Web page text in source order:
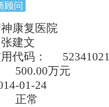
有什么后果：
动响应机制，规定县级以上地方
法予以处罚，并将企业法定代表
违法，处处受限”的机制。
购、工程招投标、国有土地出让
在银行信贷、投融资、合同签订
顾问
康复医院
建文